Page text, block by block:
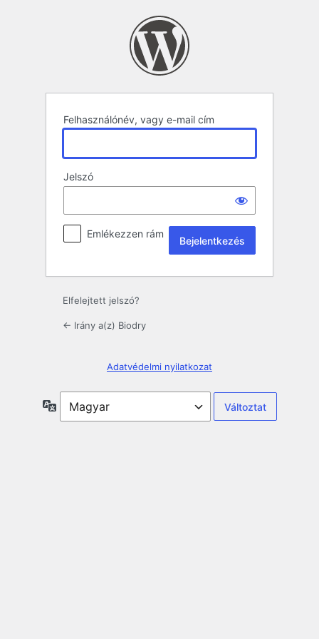
Felhasználónév, vagy e-mail cím
Jelszó
Emlékezzen rám
Elfelejtett jelszó?
← Irány a(z) Biodry
Adatvédelmi nyilatkozat
Nyelv